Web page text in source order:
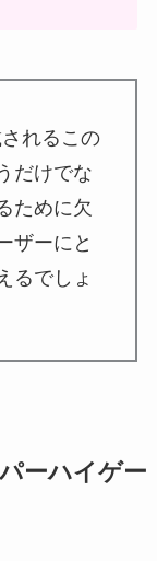
れるこの
だけでな
ために欠
ザーにと
るでしょ
ーハイゲー